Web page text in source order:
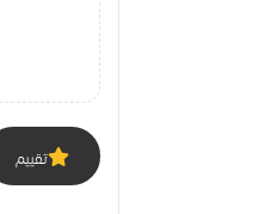
تقييم